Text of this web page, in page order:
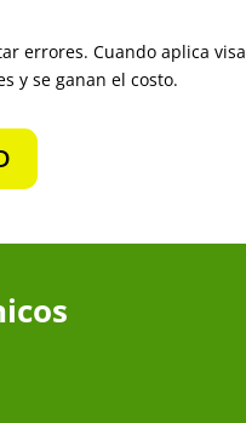
errores. Cuando aplica
y se ganan el costo.